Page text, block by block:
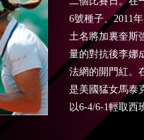
6號種子、2011
土名將加裏奎斯
量的對抗後李娜
法網的開門紅。
是美國猛女馬泰
以6-4/6-1輕取西